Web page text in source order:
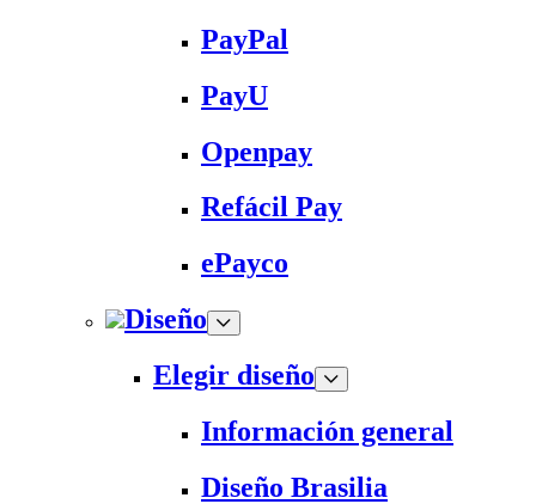
PayPal
PayU
Openpay
Refácil Pay
ePayco
Diseño
Elegir diseño
Información general
Diseño Brasilia